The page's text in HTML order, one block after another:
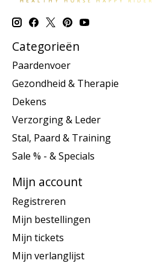
Categorieën
Paardenvoer
Gezondheid & Therapie
Dekens
Verzorging & Leder
Stal, Paard & Training
Sale % - & Specials
Mijn account
Registreren
Mijn bestellingen
Mijn tickets
Mijn verlanglijst